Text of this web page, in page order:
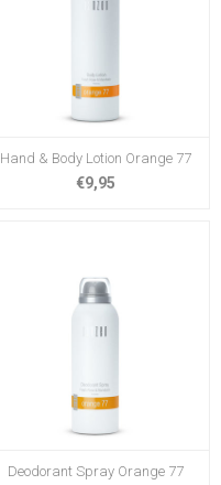
Hand & Body Lotion Orange 77
€9,95
Deodorant Spray Orange 77